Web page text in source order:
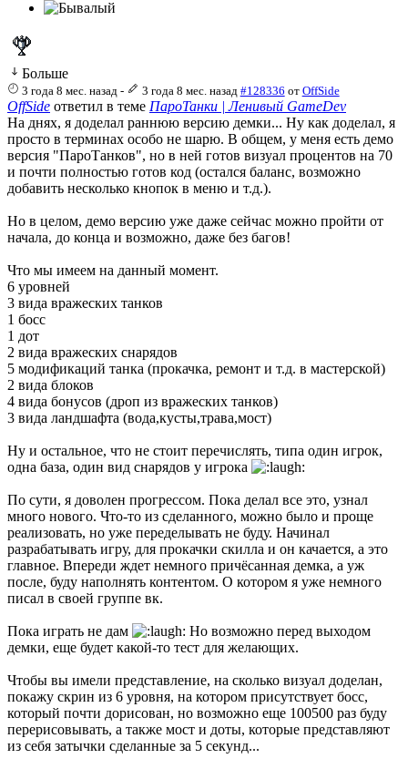
Больше
3 года 8 мес. назад - 3 года 8 мес. назад #128336 от OffSide
OffSide ответил в теме ПароТанки | Ленивый GameDev
На днях, я доделал раннюю версию демки... Ну как доделал, я
просто в терминах особо не шарю. В общем, у меня есть демо
версия "ПароТанков", но в ней готов визуал процентов на 70
и почти полностью готов код (остался баланс, возможно
добавить несколько кнопок в меню и т.д.).
Но в целом, демо версию уже даже сейчас можно пройти от
начала, до конца и возможно, даже без багов!
Что мы имеем на данный момент.
6 уровней
3 вида вражеских танков
1 босс
1 дот
2 вида вражеских снарядов
5 модификаций танка (прокачка, ремонт и т.д. в мастерской)
2 вида блоков
4 вида бонусов (дроп из вражеских танков)
3 вида ландшафта (вода,кусты,трава,мост)
Ну и остальное, что не стоит перечислять, типа один игрок,
одна база, один вид снарядов у игрока
По сути, я доволен прогрессом. Пока делал все это, узнал
много нового. Что-то из сделанного, можно было и проще
реализовать, но уже переделывать не буду. Начинал
разрабатывать игру, для прокачки скилла и он качается, а это
главное. Впереди ждет немного причёсанная демка, а уж
после, буду наполнять контентом. О котором я уже немного
писал в своей группе вк.
Пока играть не дам
Но возможно перед выходом
демки, еще будет какой-то тест для желающих.
Чтобы вы имели представление, на сколько визуал доделан,
покажу скрин из 6 уровня, на котором присутствует босс,
который почти дорисован, но возможно еще 100500 раз буду
перерисовывать, а также мост и доты, которые представляют
из себя затычки сделанные за 5 секунд...